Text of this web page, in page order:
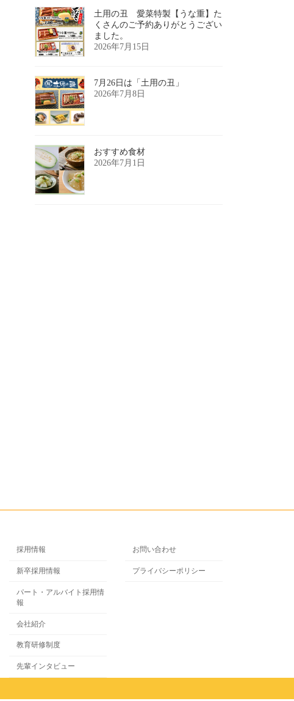
土用の丑 愛菜特製【うな重】た
くさんのご予約ありがとうござい
ました。
2026年7月15日
7月26日は「土用の丑」
2026年7月8日
おすすめ食材
2026年7月1日
採用情報
新卒採用情報
パート・アルバイト採用情
報
会社紹介
教育研修制度
先輩インタビュー
お問い合わせ
プライバシーポリシー